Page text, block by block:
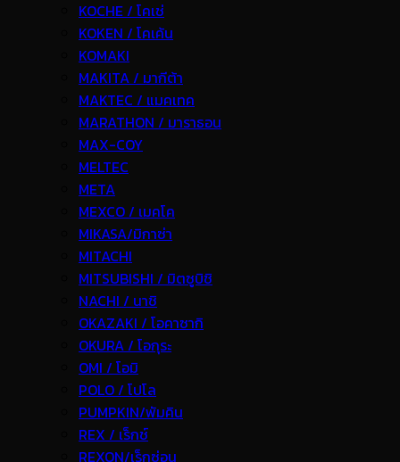
KOCHE / โคเช่
KOKEN / โคเค้น
KOMAKI
MAKITA / มากีต้า
MAKTEC / แมคเทค
MARATHON / มาราธอน
MAX-COY
MELTEC
META
MEXCO / เมคโค
MIKASA/มิกาซ่า
MITACHI
MITSUBISHI / มิตซูบิชิ
NACHI / นาชิ
OKAZAKI / โอคาซากิ
OKURA / โอกุระ
OMI / โอมิ
POLO / โปโล
PUMPKIN/พัมคิน
REX / เร็กช์
REXON/เร็กซ่อน